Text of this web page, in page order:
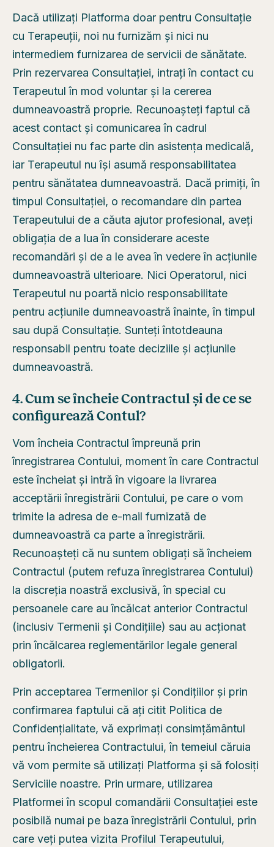
Dacă utilizați Platforma doar pentru Consultație
cu Terapeuții, noi nu furnizăm și nici nu
intermediem furnizarea de servicii de sănătate.
Prin rezervarea Consultației, intrați în contact cu
Terapeutul în mod voluntar și la cererea
dumneavoastră proprie. Recunoașteți faptul că
acest contact și comunicarea în cadrul
Consultației nu fac parte din asistența medicală,
iar Terapeutul nu își asumă responsabilitatea
pentru sănătatea dumneavoastră. Dacă primiți, în
timpul Consultației, o recomandare din partea
Terapeutului de a căuta ajutor profesional, aveți
obligația de a lua în considerare aceste
recomandări și de a le avea în vedere în acțiunile
dumneavoastră ulterioare. Nici Operatorul, nici
Terapeutul nu poartă nicio responsabilitate
pentru acțiunile dumneavoastră înainte, în timpul
sau după Consultație. Sunteți întotdeauna
responsabil pentru toate deciziile și acțiunile
dumneavoastră.
4. Cum se încheie Contractul și de ce se
configurează Contul?
Vom încheia Contractul împreună prin
înregistrarea Contului, moment în care Contractul
este încheiat și intră în vigoare la livrarea
acceptării înregistrării Contului, pe care o vom
trimite la adresa de e-mail furnizată de
dumneavoastră ca parte a înregistrării.
Recunoașteți că nu suntem obligați să încheiem
Contractul (putem refuza înregistrarea Contului)
la discreția noastră exclusivă, în special cu
persoanele care au încălcat anterior Contractul
(inclusiv Termenii și Condițiile) sau au acționat
prin încălcarea reglementărilor legale general
obligatorii.
Prin acceptarea Termenilor și Condițiilor și prin
confirmarea faptului că ați citit Politica de
Confidențialitate, vă exprimați consimțământul
pentru încheierea Contractului, în temeiul căruia
vă vom permite să utilizați Platforma și să folosiți
Serviciile noastre. Prin urmare, utilizarea
Platformei în scopul comandării Consultației este
posibilă numai pe baza înregistrării Contului, prin
care veți putea vizita Profilul Terapeutului,